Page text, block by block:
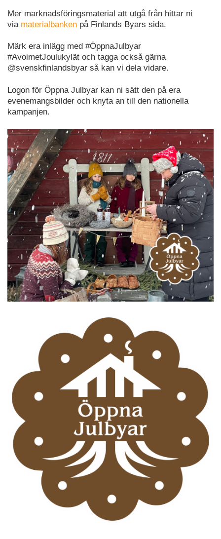
Mer marknadsföringsmaterial att utgå från hittar ni
via materialbanken på Finlands Byars sida.
Märk era inlägg med #ÖppnaJulbyar
#AvoimetJoulukylät och tagga också gärna
@svenskfinlandsbyar så kan vi dela vidare.
Logon för Öppna Julbyar kan ni sätt den på era
evenemangsbilder och knyta an till den nationella
kampanjen.